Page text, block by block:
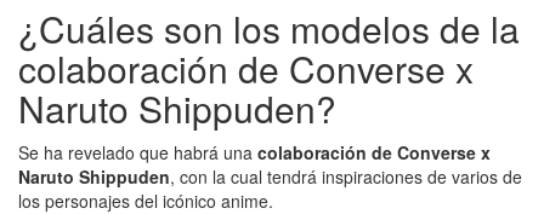
¿Cuáles son los modelos de la
colaboración de Converse x
Naruto Shippuden?
Se ha revelado que habrá una colaboración de Converse x
Naruto Shippuden, con la cual tendrá inspiraciones de varios de
los personajes del icónico anime.